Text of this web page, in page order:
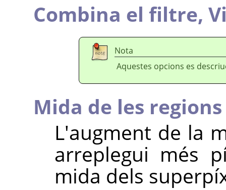
Combina el filtre,
Nota
Aquestes opcions es
Mida de les regions
L'augment de la
arreplegui més
mida dels